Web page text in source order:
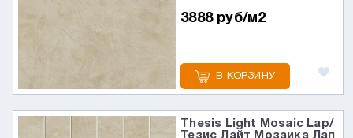
3888 руб/м2
В КОРЗИНУ
Thesis Light Mosaic Lap/